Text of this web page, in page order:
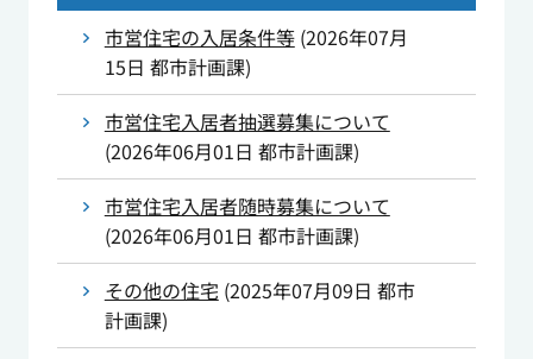
市営住宅の入居条件等(2026年07月
15日 都市計画課)
市営住宅入居者抽選募集について
(2026年06月01日 都市計画課)
市営住宅入居者随時募集について
(2026年06月01日 都市計画課)
その他の住宅 (2025年07月09日 都市
計画課)